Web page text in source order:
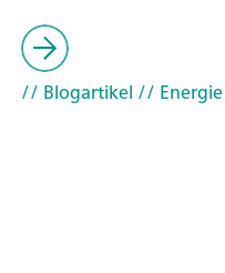
// Blogartikel // Energie